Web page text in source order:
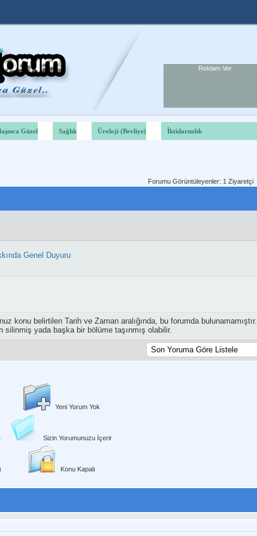
Reklam Ver
Güzel Sağlık Üroloji (Bevliye) İktidarsızlık
Forumu Görüntüleyenler: 1 Ziyaretçi
Genel Duyuru
konu belirtilen Tarih ve Zaman aralığında, bu forumda bulunamamıştır.
silinmiş yada başka bir bölüme taşınmış olabilir.
Yeni Yorum Yok
Sizin Yorumunuzu İçerir
Konu Kapalı